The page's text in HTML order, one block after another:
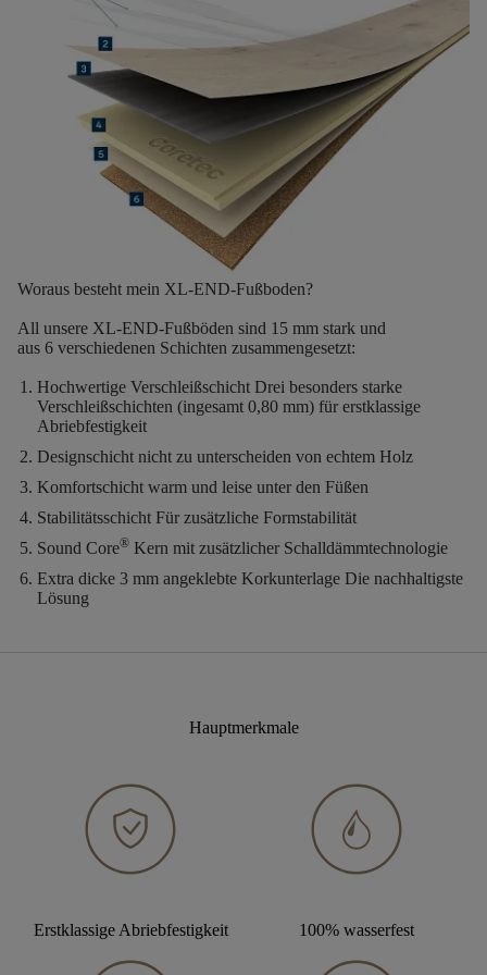
Woraus besteht mein XL-END-Fußboden?
All unsere XL-END-Fußböden sind 15 mm stark und
aus 6 verschiedenen Schichten zusammengesetzt:
Hochwertige Verschleißschicht Drei besonders starke
Verschleißschichten (ingesamt 0,80 mm) für erstklassige
Abriebfestigkeit
Designschicht nicht zu unterscheiden von echtem Holz
Komfortschicht warm und leise unter den Füßen
Stabilitätsschicht Für zusätzliche Formstabilität
Sound Core® Kern mit zusätzlicher Schalldämmtechnologie
Extra dicke 3 mm angeklebte Korkunterlage Die nachhaltigste
Lösung
Hauptmerkmale
Erstklassige Abriebfestigkeit 100% wasserfest